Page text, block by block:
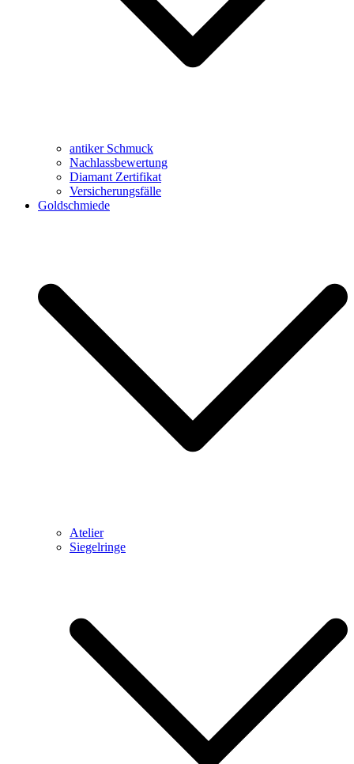
antiker Schmuck
Nachlassbewertung
Diamant Zertifikat
Versicherungsfälle
Goldschmiede
Atelier
Siegelringe